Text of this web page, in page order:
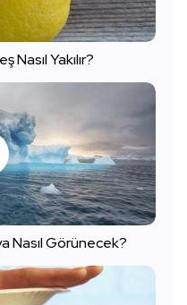
Yakılır?
Nasıl Görünecek?